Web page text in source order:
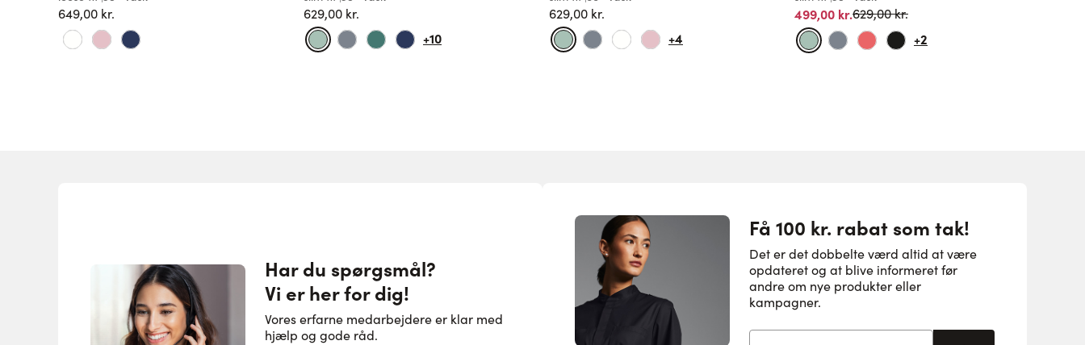
649,00 kr. 629,00 kr.
+10
629,00 kr.
+4
499,00 kr.Normalpris
629,00 kr.
+2
Har du spørgsmål?
Vi er her for dig!
Vores erfarne medarbejdere er klar med
hjælp og gode råd.
Få 100 kr. rabat som tak!
Det er det dobbelte værd altid at være
opdateret og at blive informeret før
andre om nye produkter eller
kampagner.